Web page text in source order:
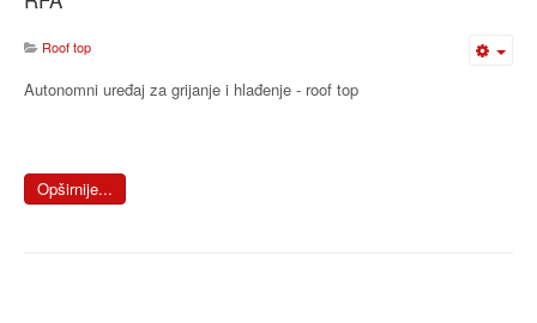
Roof top
Autonomni uređaj za grijanje i hlađenje - roof top
Opširnije...